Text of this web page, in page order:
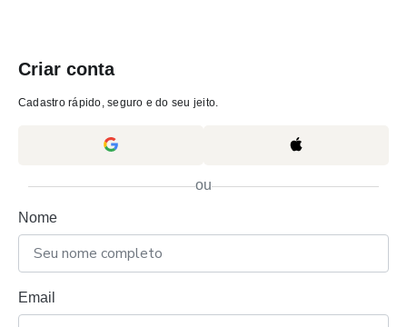
Criar conta
Cadastro rápido, seguro e do seu jeito.
ou
Nome
Email